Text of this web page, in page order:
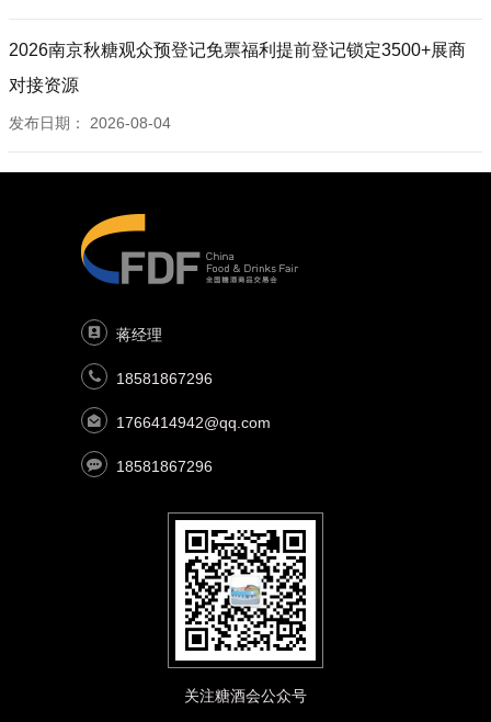
2026南京秋糖观众预登记免票福利提前登记锁定3500+展商
对接资源
发布日期： 2026-08-04
蒋经理
18581867296
1766414942@qq.com
18581867296
关注糖酒会公众号